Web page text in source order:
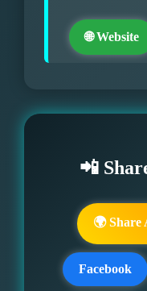
🌐 Website
📲
🌍 Share
Facebook